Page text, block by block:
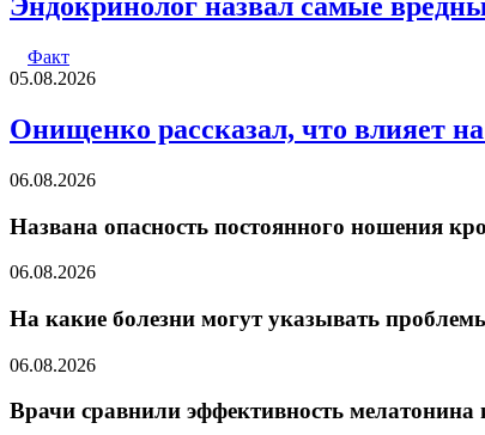
Факт
05.08.2026
Онищенко рассказал, что влияет
06.08.2026
Названа опасность постоянного ношения
06.08.2026
На какие болезни могут указывать
06.08.2026
Врачи сравнили эффективность мелатонина